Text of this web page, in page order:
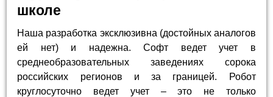
школе
Наша разработка эксклюзивна (достойных аналогов
ей нет) и надежна. Софт ведет учет в
среднеобразовательных заведениях сорока
российских регионов и за границей. Робот
круглосуточно ведет учет – это не только